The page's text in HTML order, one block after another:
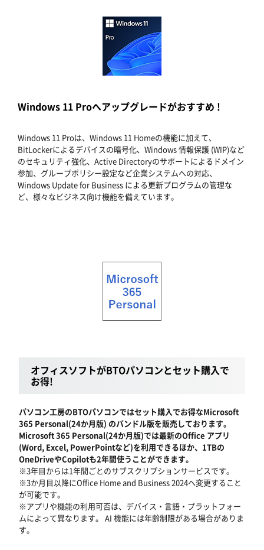
Windows 11 Proへアップグレードがおすすめ !
Windows 11 Proは、Windows 11 Homeの機能に加えて、
BitLockerによるデバイスの暗号化、Windows 情報保護 (WIP)など
のセキュリティ強化、Active Directoryのサポートによるドメイン
参加、グループポリシー設定など企業システムへの対応、
Windows Update for Business による更新プログラムの管理な
ど、様々なビジネス向け機能を備えています。
オフィスソフトがBTOパソコンとセット購入で
お得!
パソコン工房のBTOパソコンではセット購入でお得なMicrosoft
365 Personal(24か月版) のバンドル版を販売しております。
Microsoft 365 Personal(24か月版)では最新のOffice アプリ
(Word, Excel, PowerPointなど)を利用できるほか、1TBの
OneDriveやCopilotも2年間使うことができます。
※3年目からは1年間ごとのサブスクリプションサービスです。
※3か月目以降にOffice Home and Business 2024へ変更すること
が可能です。
※アプリや機能の利用可否は、デバイス・言語・プラットフォー
ムによって異なります。 AI 機能には年齢制限がある場合がありま
す。